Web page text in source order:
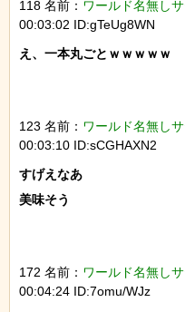
118 名前： ワールド名無し
00:03:02 ID:gTeUg8WN
え、一本丸ごとｗｗｗｗｗ
123 名前： ワールド名無し
00:03:10 ID:sCGHAXN2
すげえなあ
美味そう
172 名前： ワールド名無し
00:04:24 ID:7omu/WJz